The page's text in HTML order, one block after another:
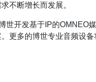
不断增长而发展。
世开发基于IP的
更多的博世专业音频设